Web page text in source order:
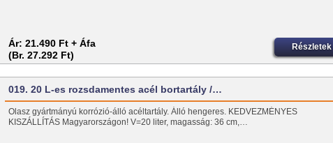
Ár: 21.490 Ft + Áfa
(Br. 27.292 Ft)
Részletek
019. 20 L-es rozsdamentes acél bortartály /…
Olasz gyártmányú korrózió-álló acéltartály. Álló hengeres. KEDVEZMÉNYES
KISZÁLLÍTÁS Magyarországon! V=20 liter, magasság: 36 cm,…